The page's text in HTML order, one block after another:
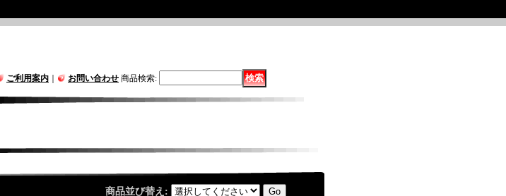
ご利用案内 お問い合わせ 商品検索:
商品並び替え :